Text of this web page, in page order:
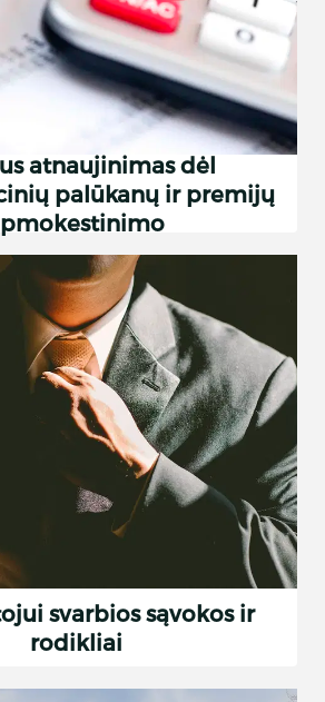
atnaujinimas dėl
palūkanų ir premijų
svarbios sąvokos ir
rodikliai